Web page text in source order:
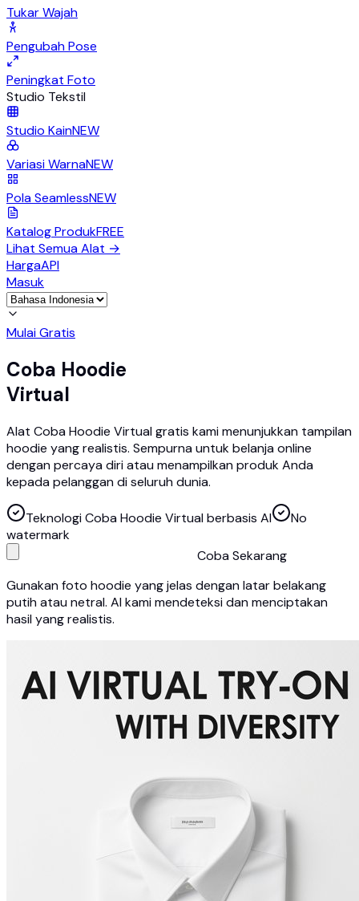
Tukar Wajah
Pengubah Pose
Peningkat Foto
Studio Tekstil
Studio KainNEW
Variasi WarnaNEW
Pola SeamlessNEW
Katalog ProdukFREE
Lihat Semua Alat →
HargaAPI
Masuk
Mulai Gratis
Coba Hoodie
Virtual
Alat Coba Hoodie Virtual gratis kami menunjukkan tampilan
hoodie yang realistis. Sempurna untuk belanja online
dengan percaya diri atau menampilkan produk Anda
kepada pelanggan di seluruh dunia.
Teknologi Coba Hoodie Virtual berbasis AI
No
watermark
Coba Sekarang
Gunakan foto hoodie yang jelas dengan latar belakang
putih atau netral. AI kami mendeteksi dan menciptakan
hasil yang realistis.